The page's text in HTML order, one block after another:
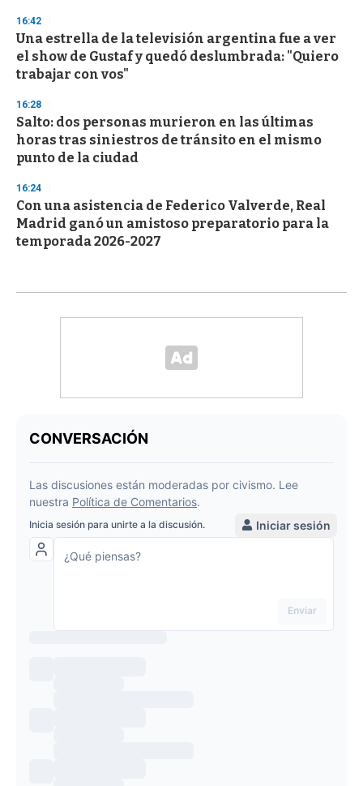
16:42
Una estrella de la televisión argentina fue a ver
el show de Gustaf y quedó deslumbrada: "Quiero
trabajar con vos"
16:28
Salto: dos personas murieron en las últimas
horas tras siniestros de tránsito en el mismo
punto de la ciudad
16:24
Con una asistencia de Federico Valverde, Real
Madrid ganó un amistoso preparatorio para la
temporada 2026-2027